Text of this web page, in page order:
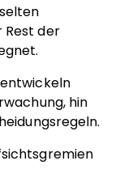
Rest der
hin